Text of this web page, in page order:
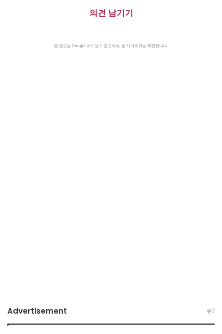
의견 남기기
본 광고는 Google 애드센스 광고이며, 본 사이트와는 무관합니다.
Advertisement